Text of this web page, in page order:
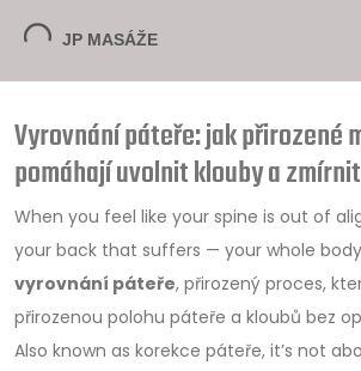
Vyrovnání páteře: jak přirozené
pomáhají uvolnit klouby a
When you feel like your spine is out of
your back that suffers — your whole
vyrovnání páteře, přirozený proces,
přirozenou polohu páteře a kloubů bez
Also known as korekce páteře, it’s not